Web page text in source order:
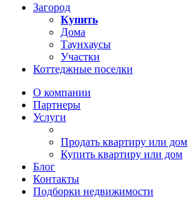
Загород
Купить
Дома
Таунхаусы
Участки
Коттеджные поселки
О компании
Партнеры
Услуги
Продать квартиру или дом
Купить квартиру или дом
Блог
Контакты
Подборки недвижимости